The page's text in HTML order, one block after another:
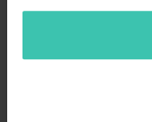
van je gebruik van
jouw